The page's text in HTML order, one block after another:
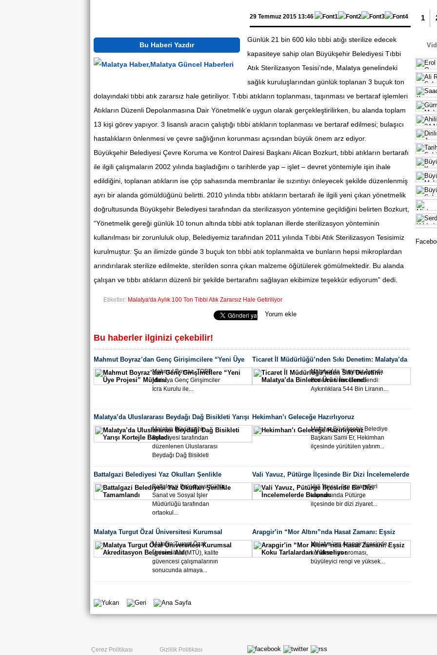
3
1
29 Temmuz 2015 13:46
Bu Haberi Yazdır
Günlük 21 bin 600 kilo tıbbi atığı sterilize edecek
kapasiteye sahip olan Büyükşehir Belediyesi Tıbbi
Atık Sterilizasyon Tesisi’nde, Malatya genelindeki
sağlık kuruluşlarından günlük toplanan 3 buçuk ton
dolayındaki tıbbi atık zararsız hale getiriliyor. Tıbbi atıkların toplanması, taşınması ve bertaraf işlemleri
Atıkların Düzenli Depolanmasına Dair Yönetmelik’e uygun olarak gerçekleştirilirken, bu alanda toplam
13 kişi görev yapıyor. 3 lisanslı aracın çalıştığı tıbbi atıkların toplanması ve bertaraf edilmesi; bulaşıcı
hastalıkların önlenmesi ve çevre sağlığının korunması açısından büyük önem arz ediyor.
Büyükşehir Belediyesi Çevre Koruma ve Kontrol Dairesi Başkanı Alican Bozkurt, tıbbi atıkların bertarafı
ile ilgili çalışmaların 2002 yılında başladığını o tarihlerde yap – işlet – devret yöntemiyle işin ihale
edildiğini, toplanan atıkların ise çöp sahasında membranlar ile sızıntıyı önleyecek şekilde düzenlenmiş
ayrı bir alanda gömüldüğünü belirtti. 2010 yılında tıbbı atıkların bertarafı ile ilgili yeni çıkan yönetmelik
doğrultusunda Büyükşehir Belediyesi tarafından da sterilizasyon yöntemine geçildiğini belirten Bozkurt,
“Yönetmelik gereği günlük 10 tonun altında tıbbi atık toplanan illerde sterilizasyon yönteminin
kullanılması bir zorunluluk olup, Belediyemiz tarafından 2011 yılında Tıbbi Atık Sterilizasyon Tesisimiz
kurulmuştur. Şu an ilimizde günde 3 buçuk ton tıbbi atık toplanmakta ve bunların hepsi mikroplardan
arındırılarak sterilize edilmekte, sterilden sonra çıkan malzeme öğütülerek gömülmektedir. Bu alanda
çalışan ve tıbbı atıkların düzenli bir şekilde bertarafını sağlayan ekibimize teşekkür ediyorum” dedi.
Etiketler: Malatya'da Aylık 100 Ton Tıbbi Atık Zararsız Hale Getiriliyor
Seo Uzmanı
Yorum ekle
Bu haberler ilginizi çekebilir!
Mahmut Boyraz’dan Genç Girişimcilere “Yeni Üye
Projesi” Müjdesi
Mahmut Boyraz, TOBB
Malatya Genç Girişimciler
İcra Kurulu ile...
Ticaret İl Müdürlüğü’nden Sıkı Denetim: Malatya’da
Binlerce Ürün İncelendiMalatya’da Temmuz Ayında
Binlerce Ürün Denetlendi:
Aykırılıklara 544 Bin Liranın...
Malatya’da Uluslararası Beydağı Dağ Bisikleti Yarışı
Kortejle Başladı
Malatya Büyükşehir
Belediyesi tarafından
düzenlenen Uluslararası
Beydağı Dağ Bisikleti
Hekimhan’ı Geleceğe Hazırlıyoruz
Malatya Büyükşehir Belediye
Başkanı Sami Er, Hekimhan
ilçesinde yürütülen yatırım...
Battalgazi Belediyesi Yaz Okulları Şenlikle
Tamamlandı
Battalgazi Belediyesi Kültür,
Sanat ve Sosyal İşler
Müdürlüğü tarafından
ortaokul...
Vali Yavuz, Pütürge İlçesinde Bir Dizi İncelemelerde
Bulundu
Vali Yavuz, ilçe ziyaretleri
kapsamında Pütürge
ilçesinde bir dizi ziyaret...
Malatya Turgut Özal Üniversitesi Kurumsal
Akreditasyon Belgesini AldıMalatya Turgut Özal
Üniversitesi (MTÜ), kalite
güvencesi çalışmalarının
sonucunda almaya...
Arapgir’in “Mor Altını”nda Hasat Zamanı: Eşsiz
Koku Tarlalardan YükseliyorMalatya’nın Arapgir ilçesinde,
kendine has aroması,
büyüleyici rengi ve yüksek...
Çerez Politikası Gizlilik Politikası